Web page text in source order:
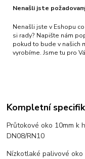
Nenašli jste
Nenašli jste v Eshopu
si rady? Napište nám
pokud to bude v našich
vyrobíme. Jsme tu pro
Kompletní
Průtokové oko 10mm k
DN08/RN10
Nízkotlaké palivové